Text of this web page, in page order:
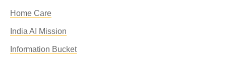
Home Care
India AI Mission
Information Bucket